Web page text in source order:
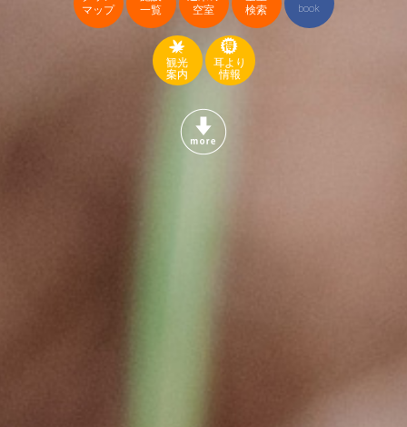
マップ
一覧
空室
検索
book
観光
案内
耳より
情報